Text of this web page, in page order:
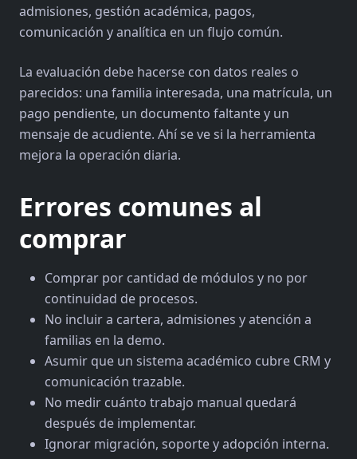
admisiones, gestión académica, pagos,
comunicación y analítica en un flujo común.
La evaluación debe hacerse con datos reales o
parecidos: una familia interesada, una matrícula, un
pago pendiente, un documento faltante y un
mensaje de acudiente. Ahí se ve si la herramienta
mejora la operación diaria.
Errores comunes al
comprar
Comprar por cantidad de módulos y no por
continuidad de procesos.
No incluir a cartera, admisiones y atención a
familias en la demo.
Asumir que un sistema académico cubre CRM y
comunicación trazable.
No medir cuánto trabajo manual quedará
después de implementar.
Ignorar migración, soporte y adopción interna.